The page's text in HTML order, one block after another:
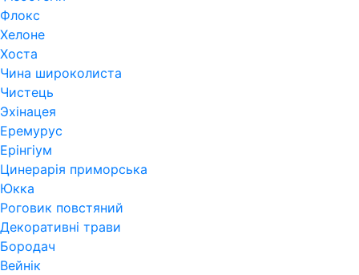
Флокс
Хелоне
Хоста
Чина широколиста
Чистець
Эхінацея
Еремурус
Ерінгіум
Цинерарія приморська
Юкка
Роговик повстяний
Декоративні трави
Бородач
Вейнік